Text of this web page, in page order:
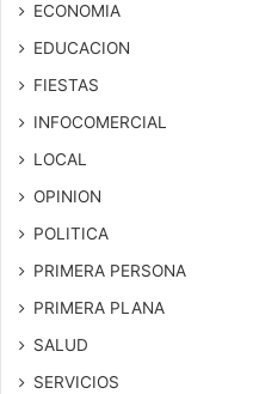
ECONOMIA
EDUCACION
FIESTAS
INFOCOMERCIAL
LOCAL
OPINION
POLITICA
PRIMERA PERSONA
PRIMERA PLANA
SALUD
SERVICIOS